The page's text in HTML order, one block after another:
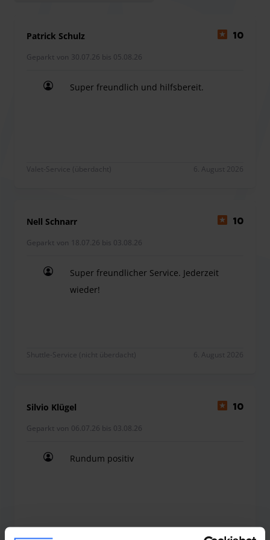
allen Größen. Bitte fügen Sie die Option Kindersitz
hinzu.
Länge parken.
Es wird ein Aufpreis vor Ort für den Transport zum
Patrick Schulz 10
Geparkt von 30.07.26 bis 05.08.26
Super freundlich und hilfsbereit.
Valet-Service (überdacht) 6. August 2026
Nell Schnarr 10
Geparkt von 18.07.26 bis 03.08.26
Super freundlicher Service. Jederzeit
wieder!
Shuttle-Service (nicht überdacht) 6. August 2026
Silvio Klügel 10
Geparkt von 06.07.26 bis 03.08.26
Rundum positiv